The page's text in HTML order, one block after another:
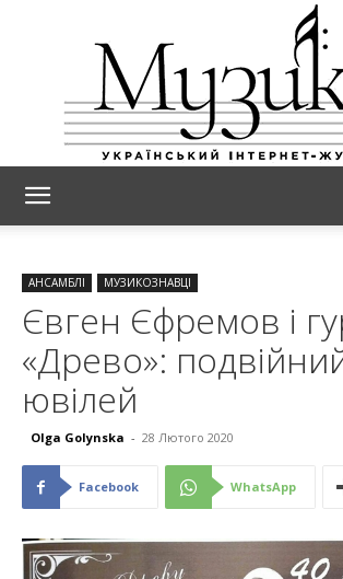
АНСАМБЛІ МУЗИКОЗНАВЦІ
Євген Єфремов і
«Древо»:
ювілей
Olga Golynska - 28 Лютого 2020
Facebook WhatsApp